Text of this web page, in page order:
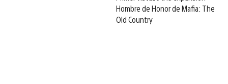
Hombre de Honor de Mafia: The
Old Country